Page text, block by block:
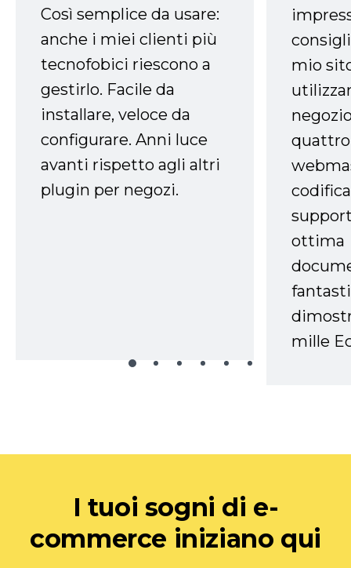
Così semplice da usare:
anche i miei clienti più
tecnofobici riescono a
gestirlo. Facile da
installare, veloce da
configurare. Anni luce
avanti rispetto agli altri
plugin per negozi.
mio
ottima
mille
I tuoi sogni di e-
commerce iniziano qui